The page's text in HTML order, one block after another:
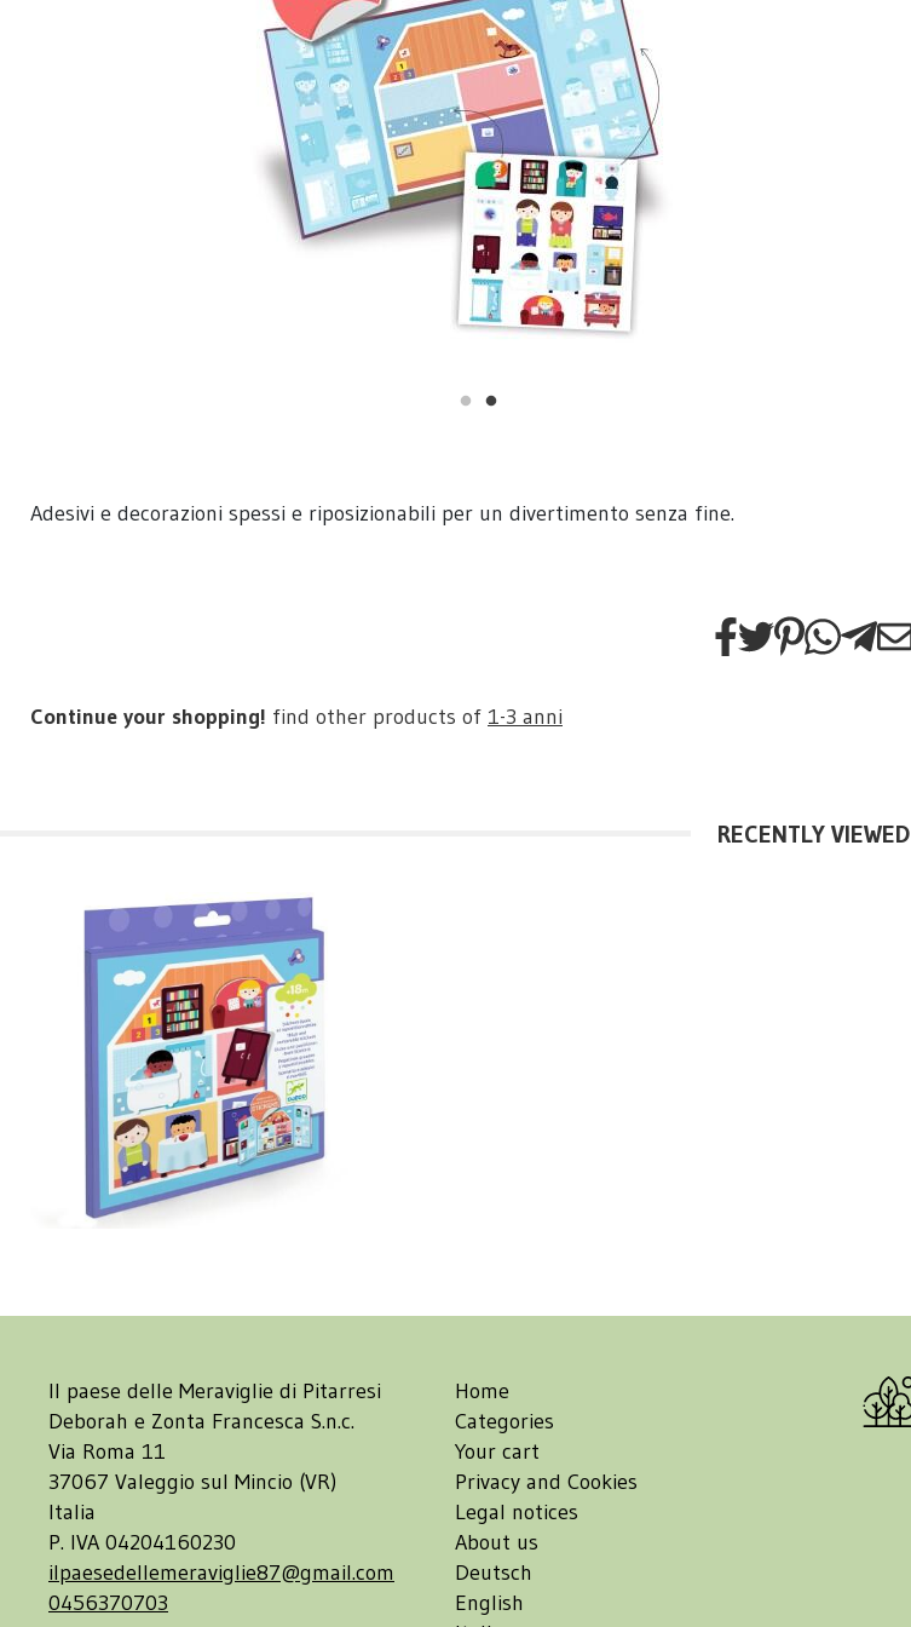
Adesivi e decorazioni spessi e riposizionabili per un divertimento senza fine.
Continue your shopping! find other products of 1-3 anni
RECENTLY VIEWED
Il paese delle Meraviglie di Pitarresi
Deborah e Zonta Francesca S.n.c.
Via Roma 11
37067 Valeggio sul Mincio (VR)
Italia
P. IVA 04204160230
ilpaesedellemeraviglie87@gmail.com
0456370703
Home
Categories
Your cart
Privacy and Cookies
Legal notices
About us
Deutsch
English